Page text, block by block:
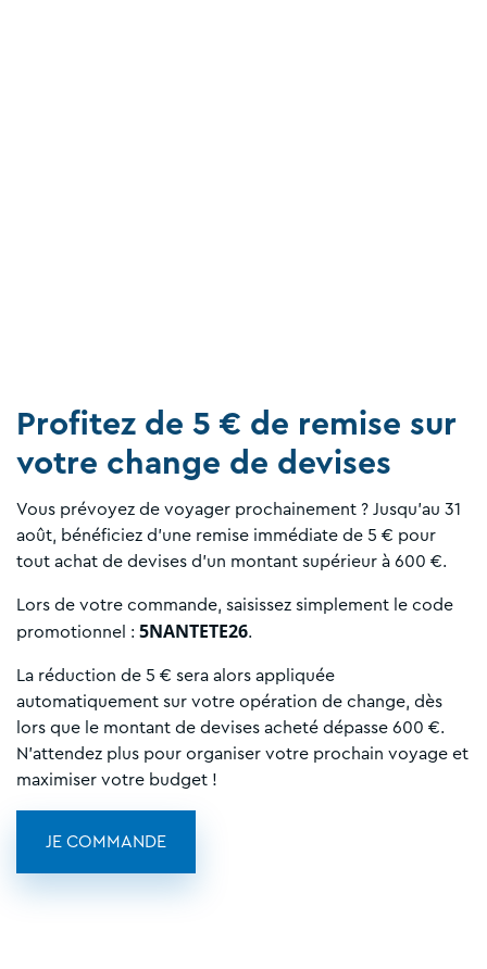
Profitez de 5 € de remise sur
votre change de devises
Vous prévoyez de voyager prochainement ? Jusqu'au 31
août, bénéficiez d'une remise immédiate de 5 € pour
tout achat de devises d'un montant supérieur à 600 €.
Lors de votre commande, saisissez simplement le code
promotionnel : 5NANTETE26.
La réduction de 5 € sera alors appliquée
automatiquement sur votre opération de change, dès
lors que le montant de devises acheté dépasse 600 €.
N'attendez plus pour organiser votre prochain voyage et
maximiser votre budget !
JE COMMANDE